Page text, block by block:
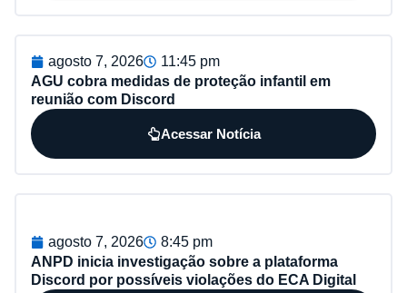
agosto 7, 2026
11:45 pm
AGU cobra medidas de proteção infantil em
reunião com Discord
Acessar Notícia
agosto 7, 2026
8:45 pm
ANPD inicia investigação sobre a plataforma
Discord por possíveis violações do ECA Digital